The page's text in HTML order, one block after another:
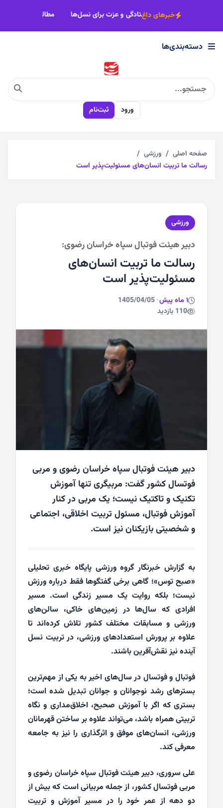
×
دسته‌بندی‌ها
اجتماعی
چندرسانه
فرهنگی
ورزشی
خبرهای داغدر میدان نبرد است شهدای مدافع‌حرم؛ نماد ایستادگی و عزت برای
دسته‌بندی‌ها
ورود ثبت‌نام
صفحه اصلی
ورزشی
رسالت ما تربیت انسان‌های مسئولیت‌پذیر است
ورزشی
دبیر هیئت فوتبال سپاه خراسان رضوی:
رسالت ما تربیت انسان‌های
مسئولیت‌پذیر است
1 ماه پیش ·
1405/04/05
110 بازدید
دبیر هیئت فوتبال سپاه خراسان رضوی و مربی
فوتسال کشور گفت: مربیگری تنها آموزش
تکنیک و تاکتیک نیست؛ یک مربی در کنار
آموزش فوتبال، مسئول تربیت اخلاقی، اجتماعی
و شخصیتی بازیکنان نیز است.
به گزارش خبرنگار گروه ورزشی پایگاه خبری تحلیلی
«صبح توس»؛ گاهی برخی گفتگوها فقط درباره ورزش
نیست؛ بلکه روایت یک مسیر زندگی است. مسیر
افرادی که سال‌ها در زمین‌های خاکی، سالن‌های
ورزشی و مسابقات مختلف کشور تلاش کرده‌اند تا
علاوه بر پرورش استعدادهای ورزشی، در تربیت نسل
آینده نیز نقش‌آفرین باشند.
فوتبال و فوتسال در سال‌های اخیر به یکی از مهم‌ترین
بسترهای رشد نوجوانان و جوانان تبدیل شده است؛
بستری که اگر با آموزش صحیح، اخلاق‌مداری و نگاه
تربیتی همراه باشد، می‌تواند علاوه بر ساختن قهرمانان
ورزشی، انسان‌های موفق و اثرگذاری را نیز به جامعه
معرفی کند.
علی سروری، دبیر هیئت فوتبال سپاه خراسان رضوی و
مربی فوتسال کشور، از جمله مربیانی است که بیش از
دو دهه از عمر خود را در مسیر آموزش و تربیت